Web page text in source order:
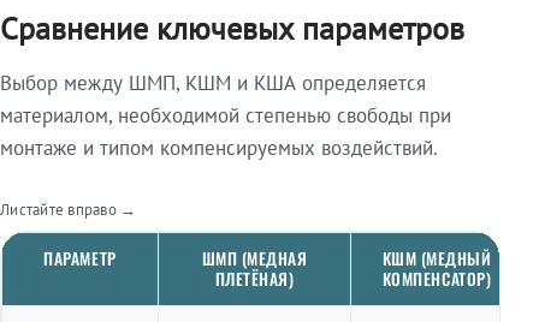
Сравнение ключевых параметров
Выбор между ШМП, КШМ и КША определяется
материалом, необходимой степенью свободы при
монтаже и типом компенсируемых воздействий.
Листайте вправо →
ПАРАМЕТР
ШМП (МЕДНАЯ
ПЛЕТЁНАЯ)
КШМ (МЕДНЫЙ
КОМПЕНСАТОР)